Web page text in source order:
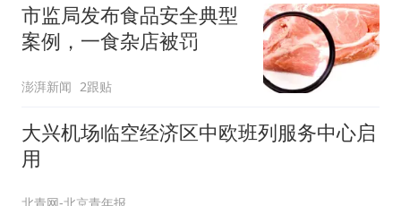
市监局发布食品安全典型
案例，一食杂店被罚
澎湃新闻 2跟贴
大兴机场临空经济区中欧班列服务中心启
用